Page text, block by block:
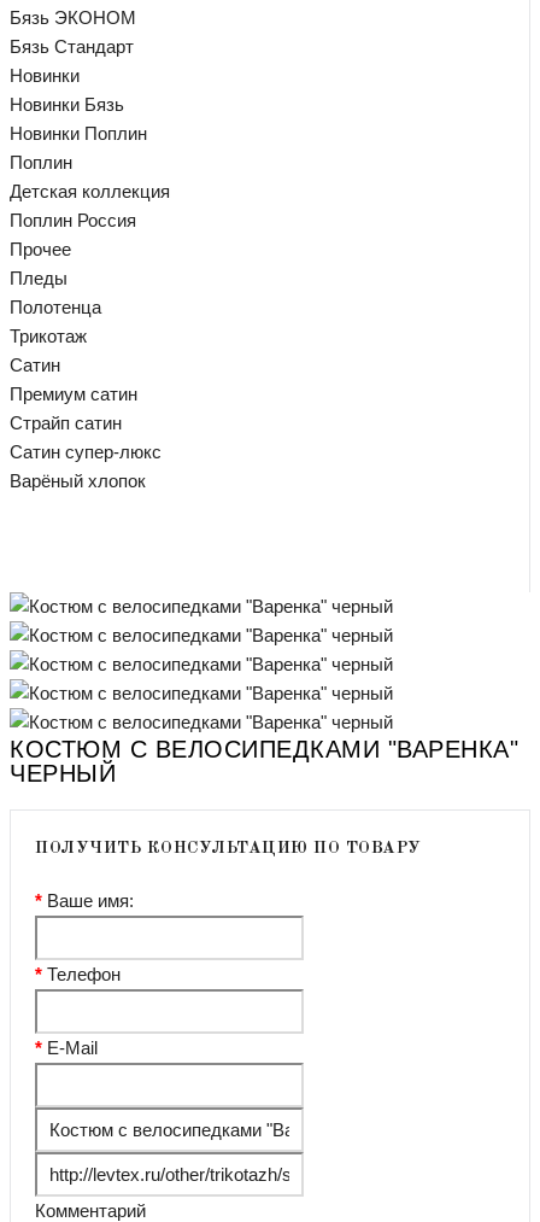
Бязь ЭКОНОМ
Бязь Стандарт
Новинки
Новинки Бязь
Новинки Поплин
Поплин
Детская коллекция
Поплин Россия
Прочее
Пледы
Полотенца
Трикотаж
Сатин
Премиум сатин
Страйп сатин
Сатин супер-люкс
Варёный хлопок
КОСТЮМ С ВЕЛОСИПЕДКАМИ "ВАРЕНКА"
ЧЕРНЫЙ
ПОЛУЧИТЬ КОНСУЛЬТАЦИЮ ПО ТОВАРУ
Ваше имя:
Телефон
E-Mail
Комментарий